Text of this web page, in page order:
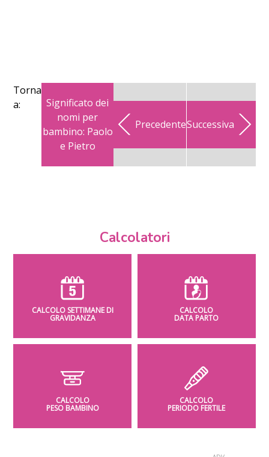
Torna
a:
Significato dei
nomi per
bambino: Paolo
e Pietro
PrecedenteSuccessiva
Calcolatori
CALCOLO SETTIMANE DI
GRAVIDANZA
CALCOLO
DATA PARTO
CALCOLO
PESO BAMBINO
CALCOLO
PERIODO FERTILE